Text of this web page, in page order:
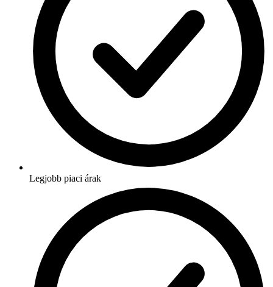
Legjobb piaci árak